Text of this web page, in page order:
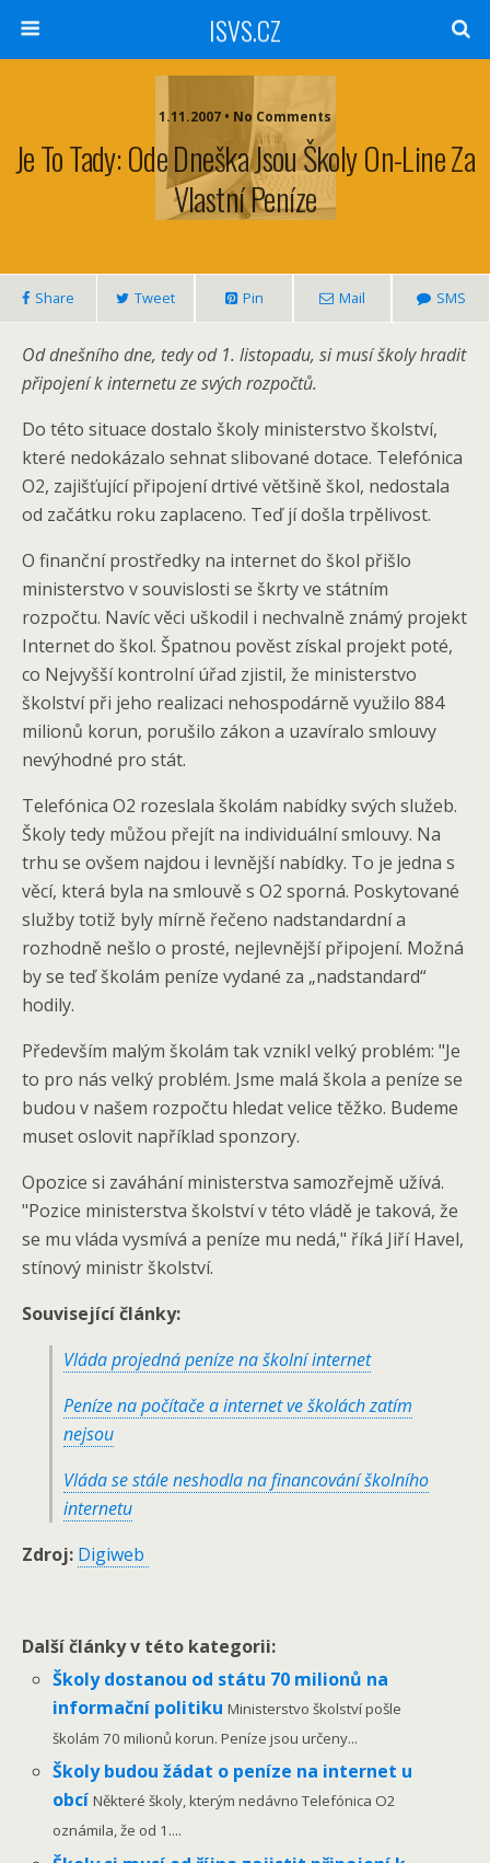
ISVS.CZ
1.11.2007 • No Comments
Je To Tady: Ode Dneška Jsou Školy On-Line Za
Vlastní Peníze
Share Tweet Pin Mail SMS
Od dnešního dne, tedy od 1. listopadu, si musí školy hradit
připojení k internetu ze svých rozpočtů.
Do této situace dostalo školy ministerstvo školství,
které nedokázalo sehnat slibované dotace. Telefónica
O2, zajišťující připojení drtivé většině škol, nedostala
od začátku roku zaplaceno. Teď jí došla trpělivost.
O finanční prostředky na internet do škol přišlo
ministerstvo v souvislosti se škrty ve státním
rozpočtu. Navíc věci uškodil i nechvalně známý projekt
Internet do škol. Špatnou pověst získal projekt poté,
co Nejvyšší kontrolní úřad zjistil, že ministerstvo
školství při jeho realizaci nehospodárně využilo 884
milionů korun, porušilo zákon a uzavíralo smlouvy
nevýhodné pro stát.
Telefónica O2 rozeslala školám nabídky svých služeb.
Školy tedy můžou přejít na individuální smlouvy. Na
trhu se ovšem najdou i levnější nabídky. To je jedna s
věcí, která byla na smlouvě s O2 sporná. Poskytované
služby totiž byly mírně řečeno nadstandardní a
rozhodně nešlo o prosté, nejlevnější připojení. Možná
by se teď školám peníze vydané za „nadstandard“
hodily.
Především malým školám tak vznikl velký problém: "Je
to pro nás velký problém. Jsme malá škola a peníze se
budou v našem rozpočtu hledat velice těžko. Budeme
muset oslovit například sponzory.
Opozice si zaváhání ministerstva samozřejmě užívá.
"Pozice ministerstva školství v této vládě je taková, že
se mu vláda vysmívá a peníze mu nedá," říká Jiří Havel,
stínový ministr školství.
Související články:
Vláda projedná peníze na školní internet
Peníze na počítače a internet ve školách zatím
nejsou
Vláda se stále neshodla na financování školního
internetu
Zdroj: Digiweb
Další články v této kategorii:
Školy dostanou od státu 70 milionů na
informační politikuMinisterstvo školství pošle
školám 70 milionů korun. Peníze jsou určeny...
Školy budou žádat o peníze na internet u
obcíNěkteré školy, kterým nedávno Telefónica O2
oznámila, že od 1....